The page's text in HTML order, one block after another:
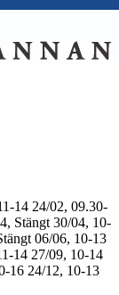
14 24/02, 09.30-
Stängt 30/04, 10-
06/06, 10-13
14 27/09, 10-14
16 24/12, 10-13